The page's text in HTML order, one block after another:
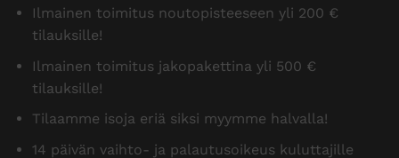
Ilmainen toimitus noutopisteeseen yli 200 €
tilauksille!
Ilmainen toimitus jakopakettina yli 500 €
tilauksille!
Tilaamme isoja eriä siksi myymme halvalla!
14 päivän vaihto- ja palautusoikeus kuluttajille